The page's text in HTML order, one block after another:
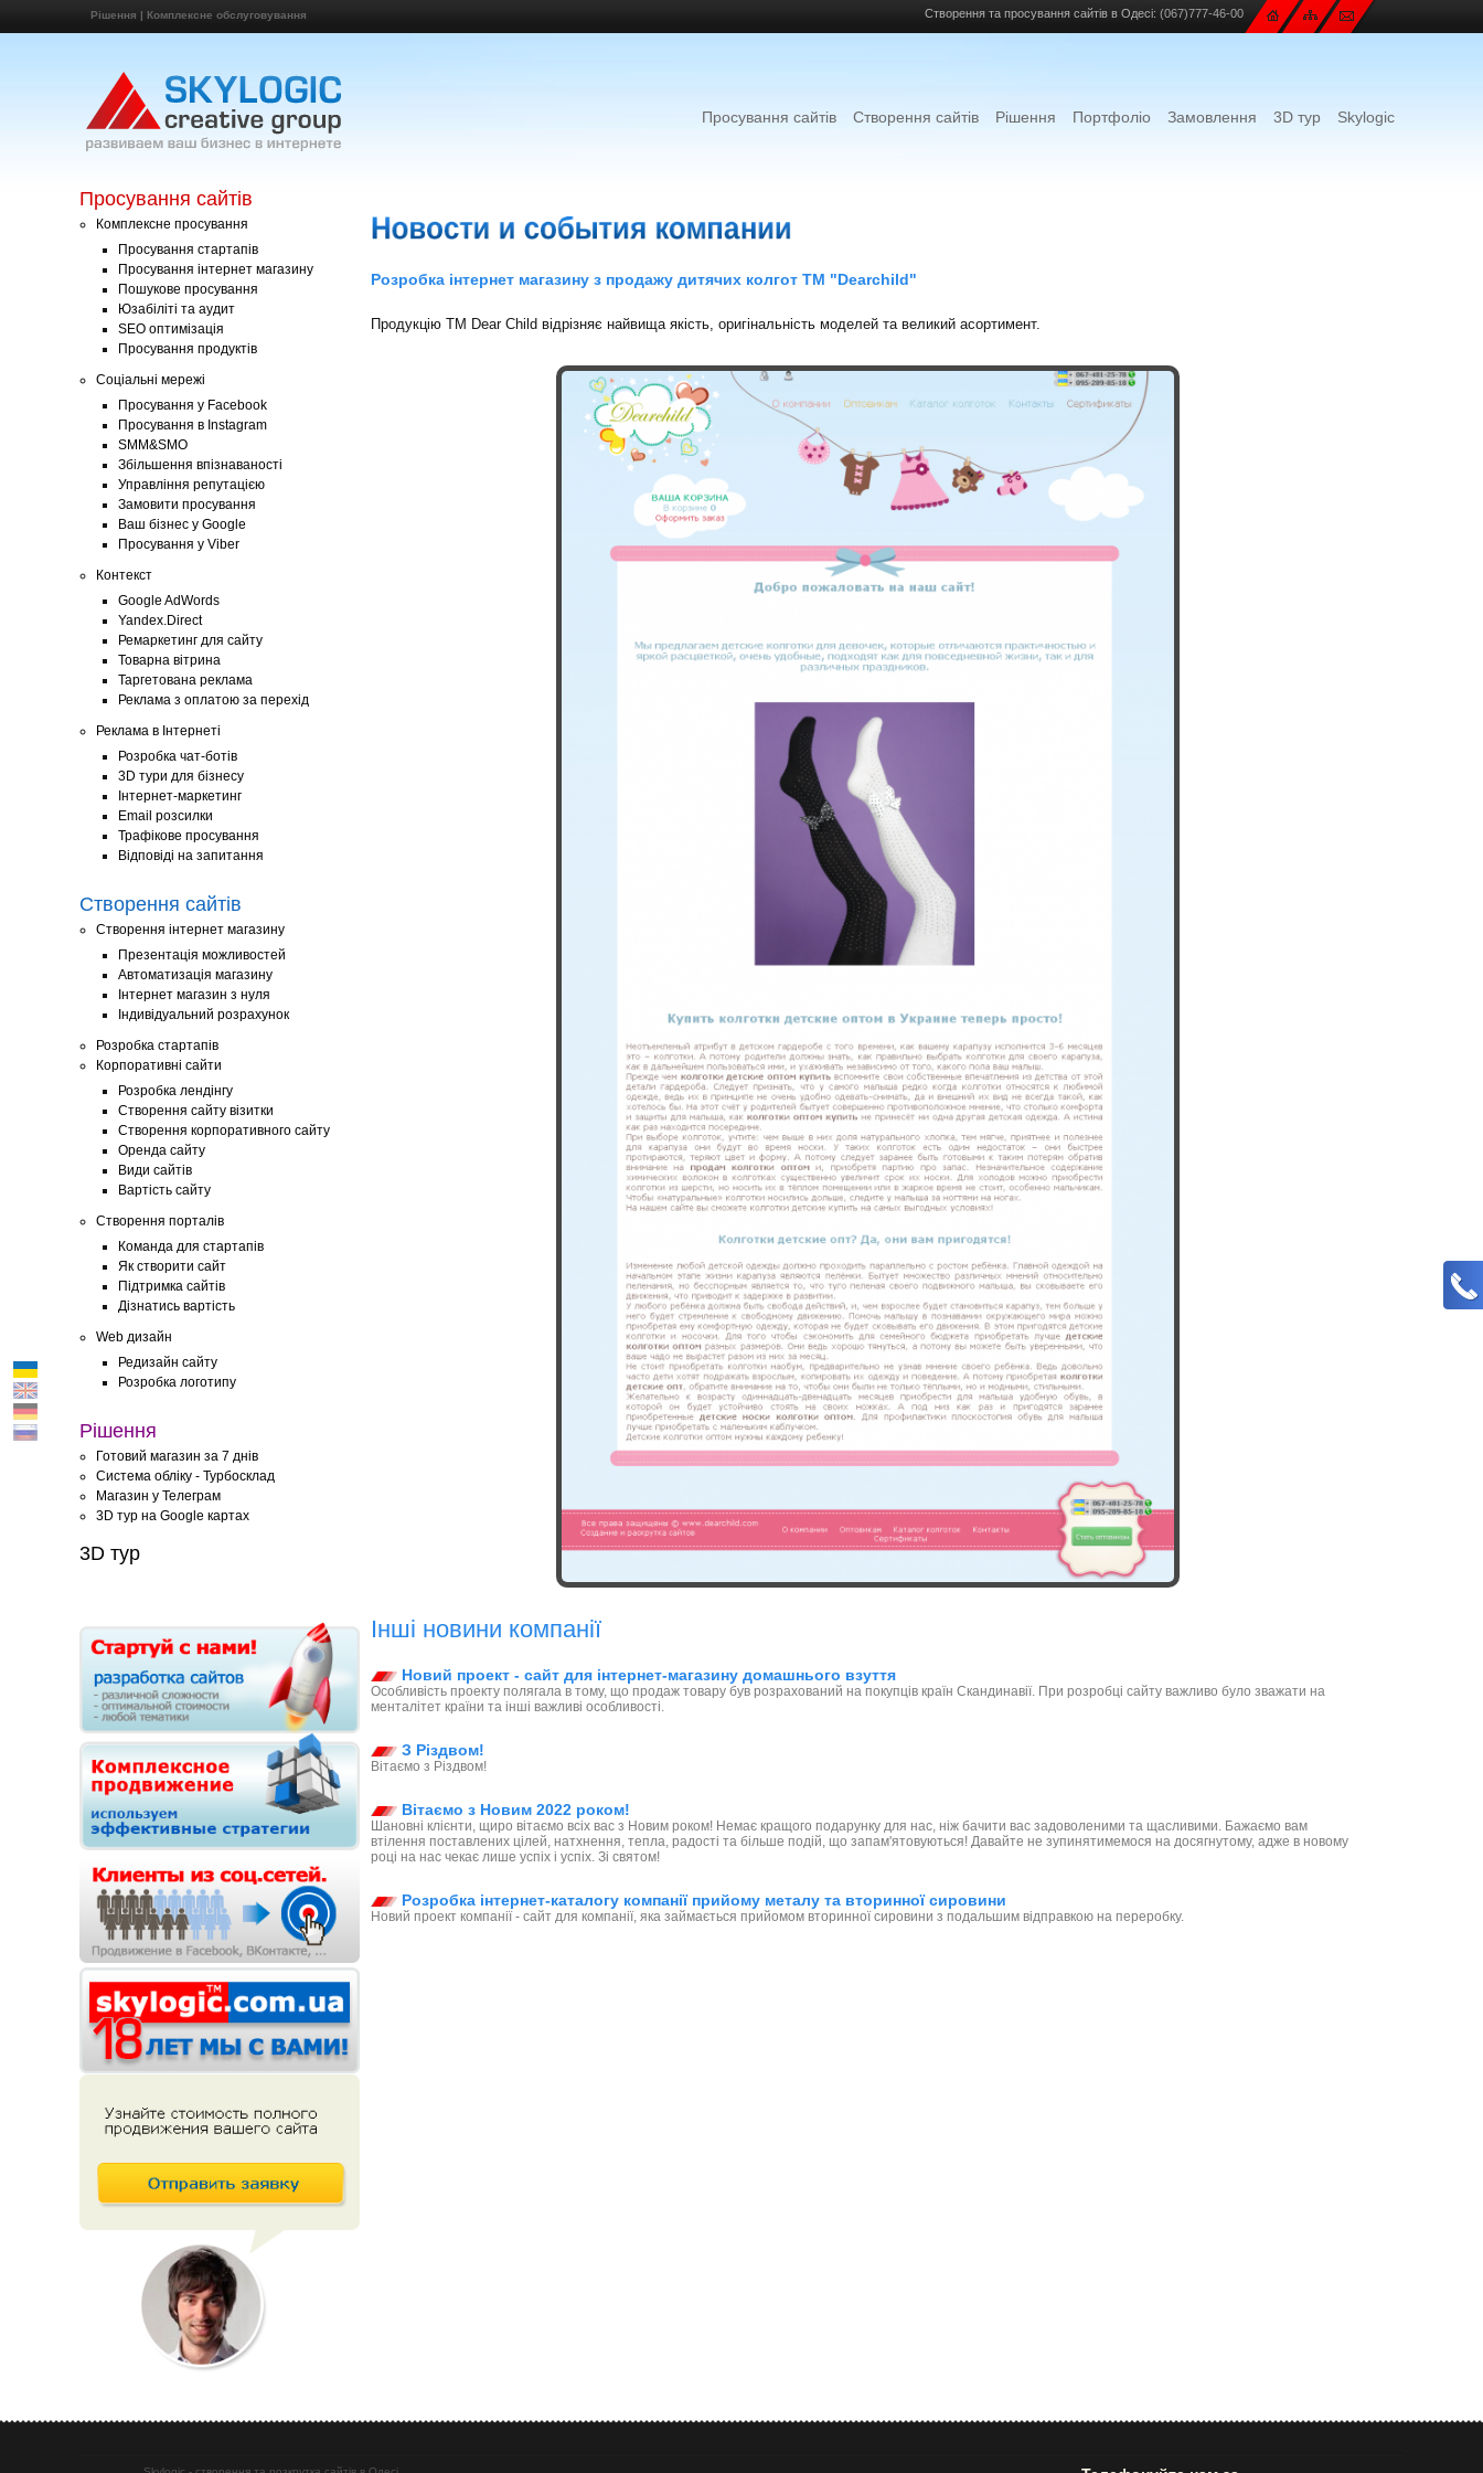
Рішення | Комплексне обслуговування Створення та просування сайтів в Одесі: (067)777-46-00
Просування сайтів Створення сайтів Рішення Портфоліо Замовлення 3D тур Skylogic
Просування сайтів
Комплексне просування
Просування стартапів
Просування інтернет магазину
Пошукове просування
Юзабіліті та аудит
SEO оптимізація
Просування продуктів
Соціальні мережі
Просування у Facebook
Просування в Instagram
SMM&SMO
Збільшення впізнаваності
Управління репутацією
Замовити просування
Ваш бізнес у Google
Просування у Viber
Контекст
Google AdWords
Yandex.Direct
Ремаркетинг для сайту
Товарна вітрина
Таргетована реклама
Реклама з оплатою за перехід
Реклама в Інтернеті
Розробка чат-ботів
3D тури для бізнесу
Інтернет-маркетинг
Email розсилки
Трафікове просування
Відповіді на запитання
Створення сайтів
Створення інтернет магазину
Презентація можливостей
Автоматизація магазину
Інтернет магазин з нуля
Індивідуальний розрахунок
Розробка стартапів
Корпоративні сайти
Розробка лендінгу
Створення сайту візитки
Створення корпоративного сайту
Оренда сайту
Види сайтів
Вартість сайту
Створення порталів
Команда для стартапів
Як створити сайт
Підтримка сайтів
Дізнатись вартість
Web дизайн
Редизайн сайту
Розробка логотипу
Рішення
Готовий магазин за 7 днів
Система обліку - Турбосклад
Магазин у Телеграм
3D тур на Google картах
3D тур
Розробка інтернет магазину з продажу дитячих колгот ТМ "Dearchild"
Продукцію ТМ Dear Child відрізняє найвища якість, оригінальність моделей та великий асортимент.
Інші новини компанії
Новий проект - сайт для інтернет-магазину домашнього взуття
Особливість проекту полягала в тому, що продаж товару був розрахований на покупців країн Скандинавії. При розробці сайту важливо було зважати на
менталітет країни та інші важливі особливості.
З Різдвом!
Вітаємо з Різдвом!
Вітаємо з Новим 2022 роком!
Шановні клієнти, щиро вітаємо всіх вас з Новим роком! Немає кращого подарунку для нас, ніж бачити вас задоволеними та щасливими. Бажаємо вам
втілення поставлених цілей, натхнення, тепла, радості та більше подій, що запам'ятовуються! Давайте не зупинятимемося на досягнутому, адже в новому
році на нас чекає лише успіх і успіх. Зі святом!
Розробка інтернет-каталогу компанії прийому металу та вторинної сировини
Новий проект компанії - сайт для компанії, яка займається прийомом вторинної сировини з подальшим відправкою на переробку.